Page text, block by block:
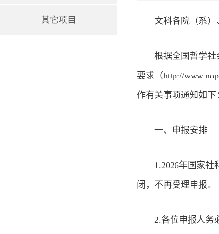
其它项目 文科各院（系
根据全国哲学社
要求（http://
作有关事项通知如下
一、申报安排
1.2026年国家社
闭，不再受理申报。
2.各位申报人务